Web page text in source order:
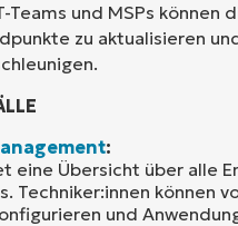
Teams und MSPs können
zu aktualisieren
:
eine Übersicht über alle
Techniker:innen können
und